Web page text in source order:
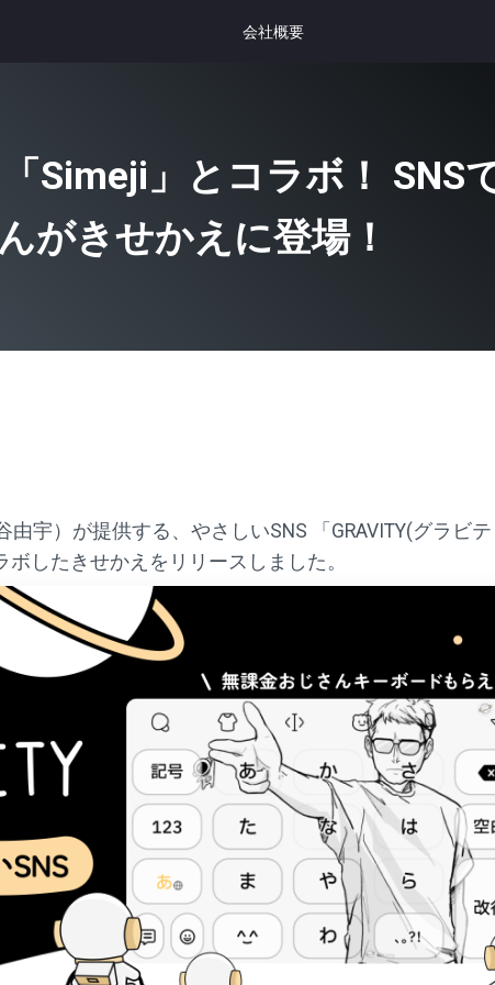
会社概要
Simeji」とコラボ！ SNS
がきせかえに登場！
宇）が提供する、やさしいSNS 「GRAVITY(グラビ
したきせかえをリリースしました。